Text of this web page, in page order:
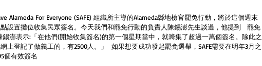
Alameda For Everyone (SAFE) 組織所主導的Alameda縣地檢官罷免行動，將於這個週末
設置攤位收集民眾簽名。今天我們和罷免行動的負責人陳錫澎先生談過，他提到   罷免
澎表示:「在他們(開始收集簽名)的第一個星期當中，就籌集了超過一萬個簽名。除此之
上登記了做義工的，有2500人。」  如果想要成功發起罷免選舉，SAFE需要在明年3月之
個有效簽名